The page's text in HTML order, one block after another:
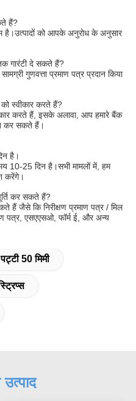
हैं?
है।उत्पादों को आपके अनुरोध के अनुसार
गारंटी दे सकते हैं?
गुणवत्ता प्रमाण पत्र प्रदान किया
स्वीकार करते हैं?
करते हैं, इसके अलावा, आप हमारे बैंक
कर सकते हैं।
है।
10-25 दिन है।सभी मामलों में, हम
करेंगे।
कर सकते हैं?
हैं जैसे कि निरीक्षण प्रमाण पत्र / मिल
पत्र, एसएएसओ, फॉर्म ई, और अन्य
50 मिमी